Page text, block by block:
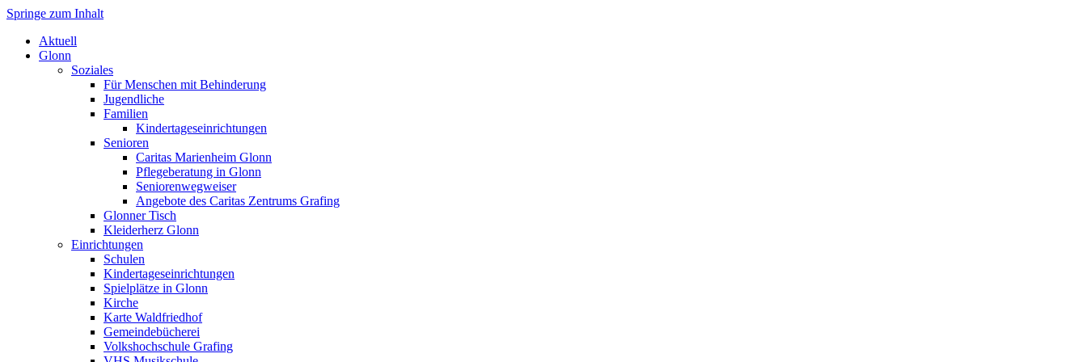
Markt Glonn
Springe zum Inhalt
Aktuell
Glonn
Soziales
Für Menschen mit Behinderung
Jugendliche
Familien
Kindertageseinrichtungen
Senioren
Caritas Marienheim Glonn
Pflegeberatung in Glonn
Seniorenwegweiser
Angebote des Caritas Zentrums Grafing
Glonner Tisch
Kleiderherz Glonn
Einrichtungen
Schulen
Kindertageseinrichtungen
Spielplätze in Glonn
Kirche
Karte Waldfriedhof
Gemeindebücherei
Volkshochschule Grafing